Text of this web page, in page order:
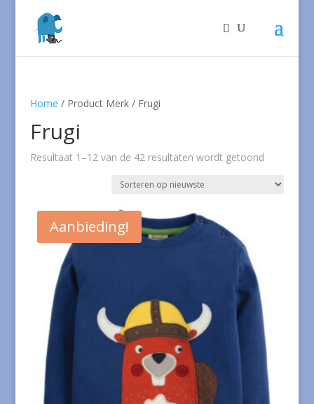
Home / Product Merk / Frugi
Frugi
Resultaat 1–12 van de 42 resultaten wordt getoondGesorteerd
nieuwste
Aanbieding!